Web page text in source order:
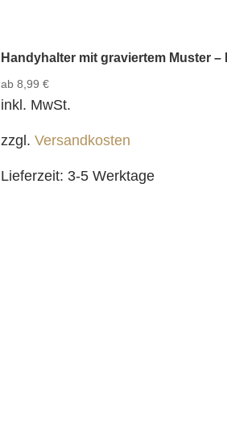
Handyhalter mit graviertem Muster –
ab8,99€
inkl. MwSt.
zzgl.Versandkosten
Lieferzeit: 3-5 Werktage